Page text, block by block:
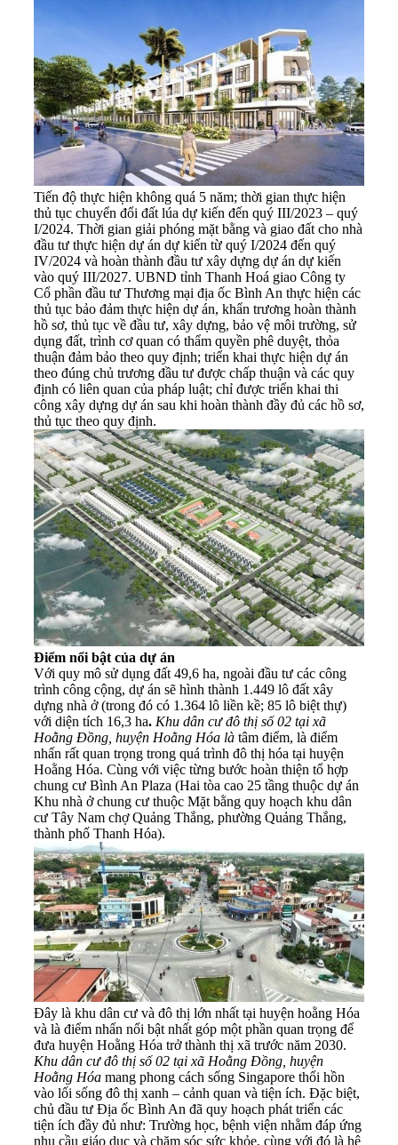
Tiến độ thực hiện không quá 5 năm; thời gian thực hiện
thủ tục chuyển đổi đất lúa dự kiến đến quý III/2023 – quý
I/2024. Thời gian giải phóng mặt bằng và giao đất cho nhà
đầu tư thực hiện dự án dự kiến từ quý I/2024 đến quý
IV/2024 và hoàn thành đầu tư xây dựng dự án dự kiến
vào quý III/2027. UBND tỉnh Thanh Hoá giao Công ty
Cổ phần đầu tư Thương mại địa ốc Bình An thực hiện các
thủ tục bảo đảm thực hiện dự án, khẩn trương hoàn thành
hồ sơ, thủ tục về đầu tư, xây dựng, bảo vệ môi trường, sử
dụng đất, trình cơ quan có thẩm quyền phê duyệt, thỏa
thuận đảm bảo theo quy định; triển khai thực hiện dự án
theo đúng chủ trương đầu tư được chấp thuận và các quy
định có liên quan của pháp luật; chỉ được triển khai thi
công xây dựng dự án sau khi hoàn thành đầy đủ các hồ sơ,
thủ tục theo quy định.
Điểm nổi bật của dự án
Với quy mô sử dụng đất 49,6 ha, ngoài đầu tư các công
trình công cộng, dự án sẽ hình thành 1.449 lô đất xây
dựng nhà ở (trong đó có 1.364 lô liền kề; 85 lô biệt thự)
với diện tích 16,3 ha. Khu dân cư đô thị số 02 tại xã
Hoằng Đồng, huyện Hoằng Hóa là tâm điểm, là điểm
nhấn rất quan trọng trong quá trình đô thị hóa tại huyện
Hoằng Hóa. Cùng với việc từng bước hoàn thiện tổ hợp
chung cư Bình An Plaza (Hai tòa cao 25 tầng thuộc dự án
Khu nhà ở chung cư thuộc Mặt bằng quy hoạch khu dân
cư Tây Nam chợ Quảng Thắng, phường Quảng Thắng,
thành phố Thanh Hóa).
Đây là khu dân cư và đô thị lớn nhất tại huyện hoằng Hóa
và là điểm nhấn nổi bật nhất góp một phần quan trọng để
đưa huyện Hoằng Hóa trở thành thị xã trước năm 2030.
Khu dân cư đô thị số 02 tại xã Hoằng Đồng, huyện
Hoằng Hóa mang phong cách sống Singapore thổi hồn
vào lối sống đô thị xanh – cảnh quan và tiện ích. Đặc biệt,
chủ đầu tư Địa ốc Bình An đã quy hoạch phát triển các
tiện ích đầy đủ như: Trường học, bệnh viện nhằm đáp ứng
nhu cầu giáo dục và chăm sóc sức khỏe, cùng với đó là hệ